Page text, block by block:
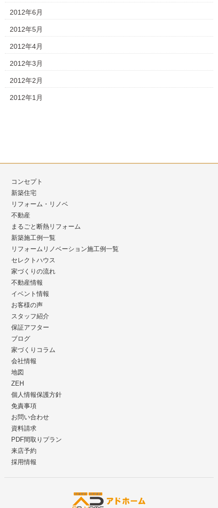
2012年6月
2012年5月
2012年4月
2012年3月
2012年2月
2012年1月
コンセプト
新築住宅
リフォーム・リノベ
不動産
まるごと断熱リフォーム
新築施工例一覧
リフォームリノベーション施工例一覧
セレクトハウス
家づくりの流れ
不動産情報
イベント情報
お客様の声
スタッフ紹介
保証アフター
ブログ
家づくりコラム
会社情報
地図
ZEH
個人情報保護方針
免責事項
お問い合わせ
資料請求
PDF間取りプラン
来店予約
採用情報